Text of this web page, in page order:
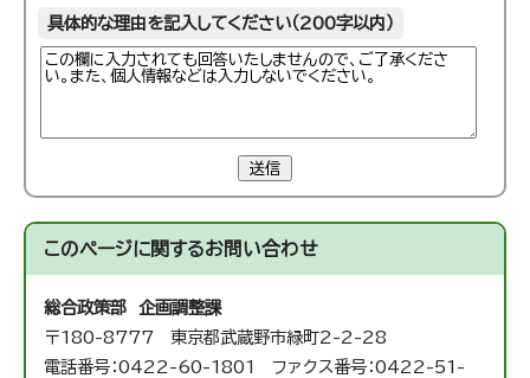
具体的な理由を記入してください（200字以内）
送信
このページに関するお問い合わせ
総合政策部 企画調整課
〒180-8777 東京都武蔵野市緑町2-2-28
電話番号：0422-60-1801 ファクス番号：0422-51-